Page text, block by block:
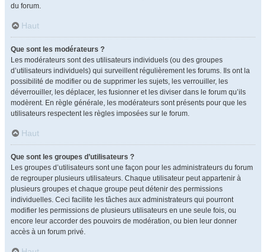
du forum.
Haut
Que sont les modérateurs ?
Les modérateurs sont des utilisateurs individuels (ou des groupes
d’utilisateurs individuels) qui surveillent régulièrement les forums. Ils ont la
possibilité de modifier ou de supprimer les sujets, les verrouiller, les
déverrouiller, les déplacer, les fusionner et les diviser dans le forum qu’ils
modèrent. En règle générale, les modérateurs sont présents pour que les
utilisateurs respectent les règles imposées sur le forum.
Haut
Que sont les groupes d’utilisateurs ?
Les groupes d’utilisateurs sont une façon pour les administrateurs du forum
de regrouper plusieurs utilisateurs. Chaque utilisateur peut appartenir à
plusieurs groupes et chaque groupe peut détenir des permissions
individuelles. Ceci facilite les tâches aux administrateurs qui pourront
modifier les permissions de plusieurs utilisateurs en une seule fois, ou
encore leur accorder des pouvoirs de modération, ou bien leur donner
accès à un forum privé.